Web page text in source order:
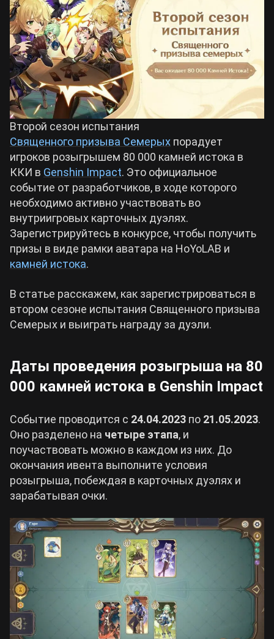
Crimson Desert
Zenless Zone Zero
Kingdom Come: Deliverance 2
Path of Exile 2
Wuthering Waves
Roblox
Hogwarts Legacy
Cyberpunk 2077
Билды Arknights: Endfield
Билды Wuthering Waves
Билды Cyberpunk 2077
Билды Path of Exile 2
Второй сезон испытания
Священного призыва Семерых порадует
игроков розыгрышем 80 000 камней истока в
ККИ в Genshin Impact. Это официальное
событие от разработчиков, в ходе которого
необходимо активно участвовать во
внутриигровых карточных дуэлях.
Зарегистрируйтесь в конкурсе, чтобы получить
призы в виде рамки аватара на HoYoLAB и
камней истока.
В статье расскажем, как зарегистрироваться в
втором сезоне испытания Священного призыва
Семерых и выиграть награду за дуэли.
Даты проведения розыгрыша на 80
000 камней истока в Genshin Impact
Событие проводится с 24.04.2023 по 21.05.2023.
Оно разделено на четыре этапа, и
поучаствовать можно в каждом из них. До
окончания ивента выполните условия
розыгрыша, побеждая в карточных дуэлях и
зарабатывая очки.